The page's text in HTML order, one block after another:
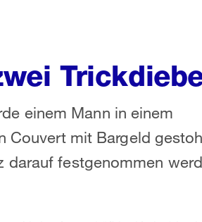
einem Mann in einem
Couvert mit Bargeld
darauf festgenommen